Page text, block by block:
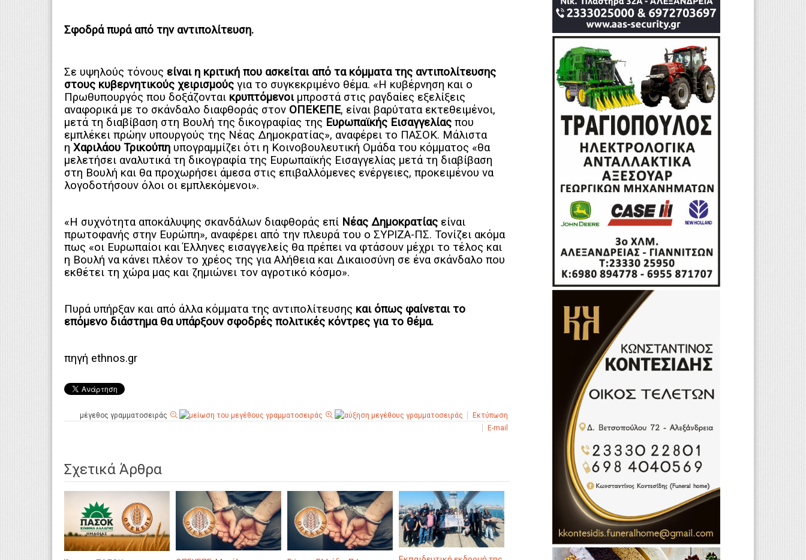
Σφοδρά πυρά από την αντιπολίτευση.
Σε υψηλούς τόνους είναι η κριτική που ασκείται από τα κόμματα της αντιπολίτευσης
στους κυβερνητικούς χειρισμούς για το συγκεκριμένο θέμα. «Η κυβέρνηση και ο
Πρωθυπουργός που δοξάζονται κρυπτόμενοιμπροστά στις ραγδαίες εξελίξεις
αναφορικά με το σκάνδαλο διαφθοράς στον ΟΠΕΚΕΠΕ, είναι βαρύτατα εκτεθειμένοι,
μετά τη διαβίβαση στη Βουλή της δικογραφίας της Ευρωπαϊκής Εισαγγελίας που
εμπλέκει πρώην υπουργούς της Νέας Δημοκρατίας», αναφέρει το ΠΑΣΟΚ. Μάλιστα
η Χαριλάου Τρικούπη υπογραμμίζει ότι η Κοινοβουλευτική Ομάδα του κόμματος «θα
μελετήσει αναλυτικά τη δικογραφία της Ευρωπαϊκής Εισαγγελίας μετά τη διαβίβαση
στη Βουλή και θα προχωρήσει άμεσα στις επιβαλλόμενες ενέργειες, προκειμένου να
λογοδοτήσουν όλοι οι εμπλεκόμενοι».
«Η συχνότητα αποκάλυψης σκανδάλων διαφθοράς επί Νέας Δημοκρατίας είναι
πρωτοφανής στην Ευρώπη», αναφέρει από την πλευρά του ο ΣΥΡΙΖΑ-ΠΣ. Τονίζει ακόμα
πως «οι Ευρωπαίοι και Έλληνες εισαγγελείς θα πρέπει να φτάσουν μέχρι το τέλος και
η Βουλή να κάνει πλέον το χρέος της για Αλήθεια και Δικαιοσύνη σε ένα σκάνδαλο που
εκθέτει τη χώρα μας και ζημιώνει τον αγροτικό κόσμο».
Πυρά υπήρξαν και από άλλα κόμματα της αντιπολίτευσης και όπως φαίνεται το
επόμενο διάστημα θα υπάρξουν σφοδρές πολιτικές κόντρες για το θέμα.
πηγή ethnos.gr
μέγεθος γραμματοσειράς
Εκτύπωση
E-mail
Σχετικά Άρθρα